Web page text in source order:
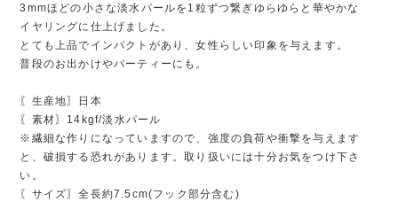
3mmほどの小さな淡水パールを1粒ずつ繋ぎゆらゆらと華やかな
イヤリングに仕上げました。
とても上品でインパクトがあり、女性らしい印象を与えます。
普段のお出かけやパーティーにも。
〖生産地〗日本
〖素材〗14kgf/淡水パール
※繊細な作りになっていますので、強度の負荷や衝撃を与えます
と、破損する恐れがあります。取り扱いには十分お気をつけ下さ
い。
〖サイズ〗全長約7.5cm(フック部分含む)